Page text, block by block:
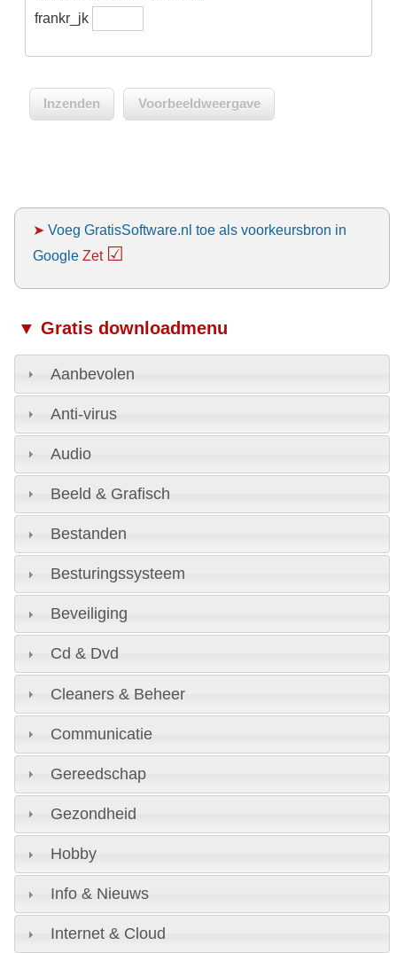
frankr_jk
➤ Voeg GratisSoftware.nl toe als voorkeursbron in
Google Zet ☑
▼ Gratis downloadmenu
Aanbevolen
Anti-virus
Audio
Beeld & Grafisch
Bestanden
Besturingssysteem
Beveiliging
Cd & Dvd
Cleaners & Beheer
Communicatie
Gereedschap
Gezondheid
Hobby
Info & Nieuws
Internet & Cloud